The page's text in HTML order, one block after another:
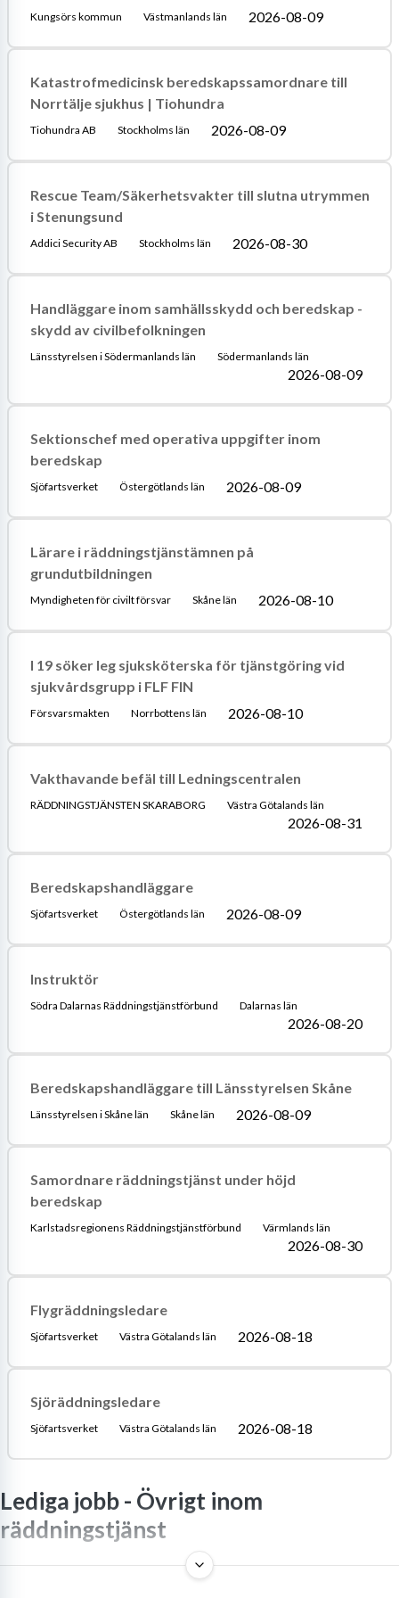
Kungsörs kommun Västmanlands län 2026-08-09
Katastrofmedicinsk beredskapssamordnare till
Norrtälje sjukhus | Tiohundra
Tiohundra AB Stockholms län 2026-08-09
Rescue Team/Säkerhetsvakter till slutna utrymmen
i Stenungsund
Addici Security AB Stockholms län 2026-08-30
Handläggare inom samhällsskydd och beredskap -
skydd av civilbefolkningen
Länsstyrelsen i Södermanlands län Södermanlands län
2026-08-09
Sektionschef med operativa uppgifter inom
beredskap
Sjöfartsverket Östergötlands län 2026-08-09
Lärare i räddningstjänstämnen på
grundutbildningen
Myndigheten för civilt försvar Skåne län 2026-08-10
I 19 söker leg sjuksköterska för tjänstgöring vid
sjukvårdsgrupp i FLF FIN
Försvarsmakten Norrbottens län 2026-08-10
Vakthavande befäl till Ledningscentralen
RÄDDNINGSTJÄNSTEN SKARABORG Västra Götalands län
2026-08-31
Beredskapshandläggare
Sjöfartsverket Östergötlands län 2026-08-09
Instruktör
Södra Dalarnas Räddningstjänstförbund Dalarnas län
2026-08-20
Beredskapshandläggare till Länsstyrelsen Skåne
Länsstyrelsen i Skåne län Skåne län 2026-08-09
Samordnare räddningstjänst under höjd
beredskap
Karlstadsregionens Räddningstjänstförbund Värmlands län
2026-08-30
Flygräddningsledare
Sjöfartsverket Västra Götalands län 2026-08-18
Sjöräddningsledare
Sjöfartsverket Västra Götalands län 2026-08-18
Lediga jobb - Övrigt inom
räddningstjänst
En omfattande guide för dig som vill söka jobb som